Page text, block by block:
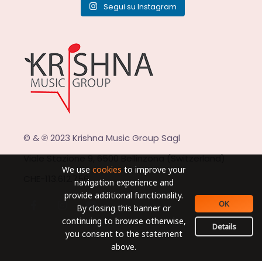
We use cookies to improve your
navigation experience and
provide additional functionality.
By closing this banner or
continuing to browse otherwise,
you consent to the statement
above.
OK
Details
Segui su Instagram
© & ℗ 2023 Krishna Music Group Sagl
Viale Stazione 9, 6500 Bellinzona (Switzerland)
CHE-113.612.756